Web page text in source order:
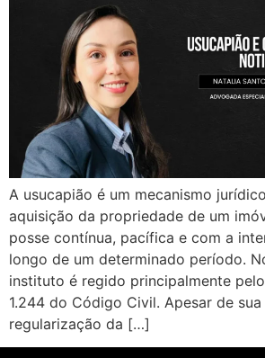
A usucapião é um mecanismo
aquisição da propriedade de um
posse contínua, pacífica e com a
longo de um determinado período.
instituto é regido principalmente
1.244 do Código Civil. Apesar de
regularização da […]